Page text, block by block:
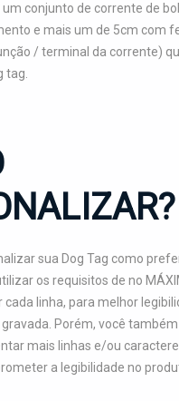
conjunto de corrente de
e mais um de 5cm com
/ terminal da corrente)
tag.
sua Dog Tag como
os requisitos de no
cada linha, para melhor
gravada. Porém, você
mais linhas e/ou
a legibilidade no